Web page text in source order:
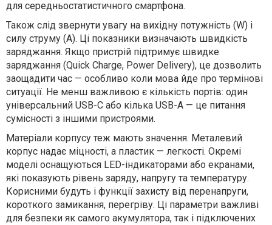
для середньостатистичного смартфона.
Також слід звернути увагу на вихідну потужність (W) і
силу струму (A). Ці показники визначають швидкість
заряджання. Якщо пристрій підтримує швидке
заряджання (Quick Charge, Power Delivery), це дозволить
заощадити час — особливо коли мова йде про термінові
ситуації. Не менш важливою є кількість портів: один
універсальний USB-C або кілька USB-A — це питання
сумісності з іншими пристроями.
Матеріали корпусу теж мають значення. Металевий
корпус надає міцності, а пластик — легкості. Окремі
моделі оснащуються LED-індикаторами або екранами,
які показують рівень заряду, напругу та температуру.
Корисними будуть і функції захисту від перенапруги,
короткого замикання, перегріву. Ці параметри важливі
для безпеки як самого акумулятора, так і підключених